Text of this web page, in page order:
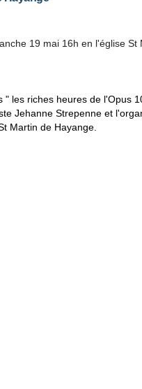
19 mai 16h en l'église St
" les riches heures de l'Opus
Jehanne Strepenne et
Martin de Hayange.